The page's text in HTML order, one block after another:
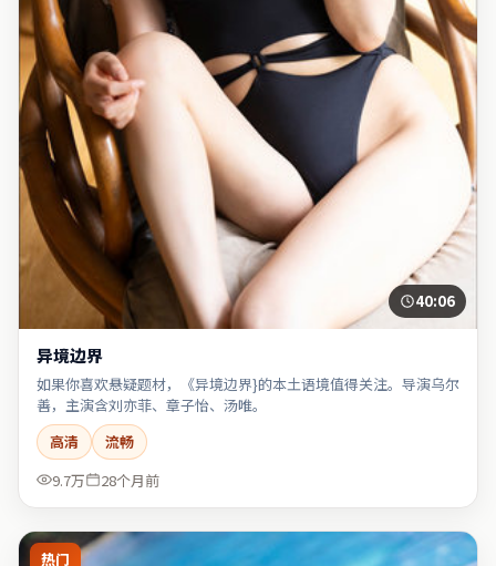
40:06
异境边界
如果你喜欢悬疑题材，《异境边界}的本土语境值得关注。导演乌尔
善，主演含刘亦菲、章子怡、汤唯。
高清
流畅
9.7万
28个月前
热门